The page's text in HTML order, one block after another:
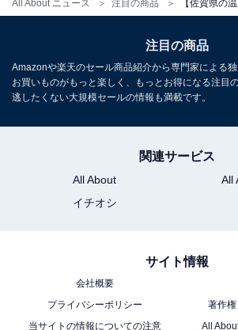
All About ニュース 注目の商品
所在地：佐賀県武雄市西川登町小田志
交通手段：九州自動車道 嬉野I.Cより
嬉野温泉駅よりお車で約10分／武雄温
20分
料金
大人1名（参考価格）：4万700円
※料金は公式Webサイト参考価格
※プラン・部屋により価格は変動します
チェックイン：15:00（最終チェックイ
注目の商品
Amazonや楽天のセール商品紹介から専門家による
お買いものがもっと楽しく、もっとお得になる注目
逃したくない大規模セールの情報も満載です。
関連サービス
All About
All
イチオシ
サイト情報
会社概要
プライバシーポリシー
著作
当サイトの情報についての注意
All